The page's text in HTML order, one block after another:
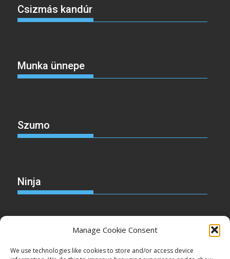
Manage Cookie Consent
We use technologies like cookies to store and/or access device
Csizmás kandúr
Munka ünnepe
Szumo
Ninja